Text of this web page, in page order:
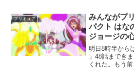
プリキュア
みんながプ
パクト はな
ジョージの
と！プリキ
め
明日8時半から
」48話までき
くれた。もう